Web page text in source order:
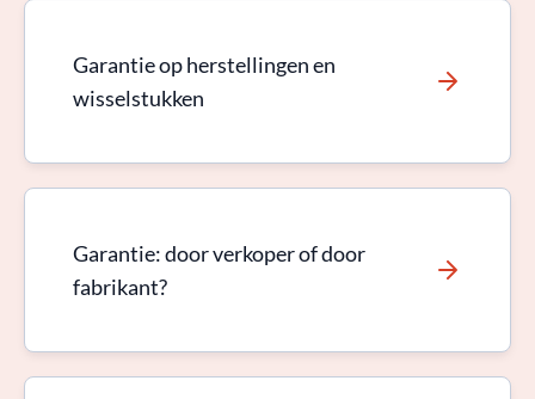
Garantie op herstellingen en
wisselstukken
Garantie: door verkoper of door
fabrikant?